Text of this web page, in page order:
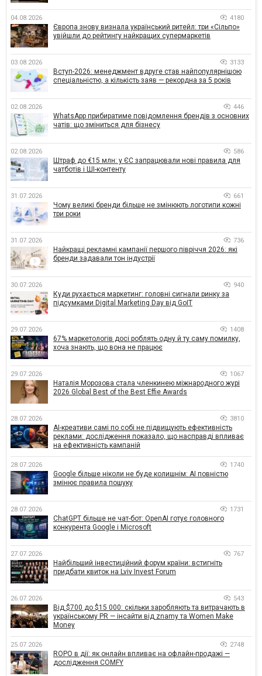
04.08.2026 4180
Європа знову визнала український ритейл: три «Сільпо»
увійшли до рейтингу найкращих супермаркетів
03.08.2026 3133
Вступ-2026: менеджмент вдруге став найпопулярнішою
спеціальністю, а кількість заяв — рекордна за 5 років
02.08.2026 446
WhatsApp прибиратиме повідомлення брендів з основних
чатів: що зміниться для бізнесу
02.08.2026 586
Штраф до €15 млн: у ЄС запрацювали нові правила для
чатботів і ШІ-контенту
31.07.2026 661
Чому великі бренди більше не змінюють логотипи кожні
три роки
31.07.2026 736
Найкращі рекламні кампанії першого півріччя 2026: які
бренди задавали тон індустрії
30.07.2026 940
Куди рухається маркетинг: головні сигнали ринку за
підсумками Digital Marketing Day від GoIT
29.07.2026 1408
67% маркетологів досі роблять одну й ту саму помилку,
хоча знають, що вона не працює
29.07.2026 1067
Наталія Морозова стала членкинею міжнародного журі
2026 Global Best of the Best Effie Awards
28.07.2026 3810
AI-креативи самі по собі не підвищують ефективність
реклами: дослідження показало, що насправді впливає
на ефективність кампаній
28.07.2026 1740
Google більше ніколи не буде колишнім: AI повністю
змінює правила пошуку
28.07.2026 1731
ChatGPT більше не чат-бот: OpenAI готує головного
конкурента Google і Microsoft
27.07.2026 767
Найбільший інвестиційний форум країни: встигніть
придбати квиток на Lviv Invest Forum
26.07.2026 543
Від $700 до $15 000: скільки заробляють та витрачають в
українському PR — інсайти від znamy та Women Make
Money
25.07.2026 2748
ROPO в дії: як онлайн впливає на офлайн-продажі —
дослідження COMFY